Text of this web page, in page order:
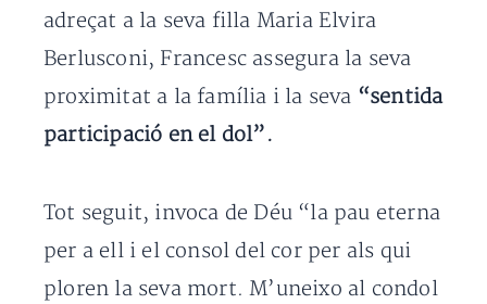
adreçat a la seva filla Maria Elvira
Berlusconi, Francesc assegura la seva
proximitat a la família i la seva “sentida
participació en el dol”.
Tot seguit, invoca de Déu “la pau eterna
per a ell i el consol del cor per als qui
ploren la seva mort. M’uneixo al condol